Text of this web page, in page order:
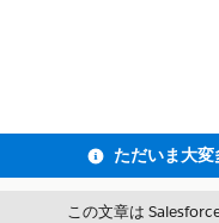
この文章は